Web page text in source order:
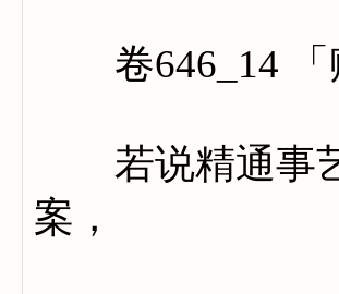
卷646_14 「
若说精通事艺
案，